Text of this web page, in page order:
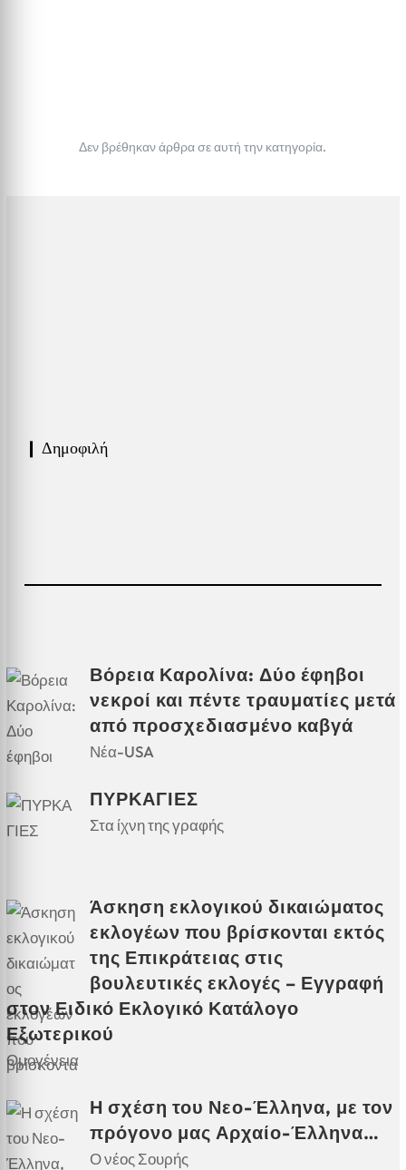
Δεν βρέθηκαν άρθρα σε αυτή την κατηγορία.
❙ Δημοφιλή
Βόρεια Καρολίνα: Δύο έφηβοι
νεκροί και πέντε τραυματίες μετά
από προσχεδιασμένο καβγά
Νέα-USA
ΠΥΡΚΑΓΙΕΣ
Στα ίχνη της γραφής
Άσκηση εκλογικού δικαιώματος
εκλογέων που βρίσκονται εκτός
της Επικράτειας στις
βουλευτικές εκλογές – Εγγραφή
στον Ειδικό Εκλογικό Κατάλογο
Εξωτερικού
Ομογένεια
Η σχέση του Νεο-Έλληνα, με τον
πρόγονο μας Αρχαίο-Έλληνα…
Ο νέος Σουρής